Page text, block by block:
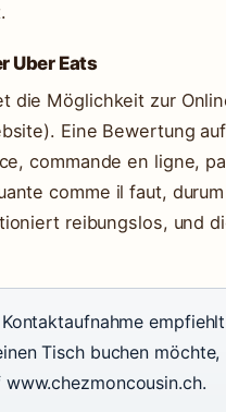
Uber Eats
die Möglichkeit zur
Eine Bewertung
commande en ligne,
comme il faut,
reibungslos, und
Tisch buchen